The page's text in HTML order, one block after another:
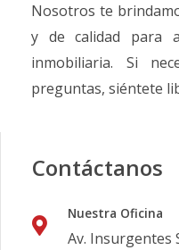
Nosotros te
y de calidad para
inmobiliaria. Si
preguntas, siéntete
Contáctanos
Nuestra Oficina
Av. Insurgentes